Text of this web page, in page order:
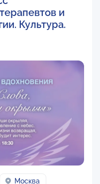
и
Культура.
Москва